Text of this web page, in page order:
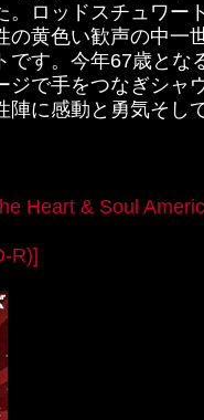
。ロッドスチュワー
の黄色い歓声の中一
す。今年67歳とな
ジで手をつなぎシャ
陣に感動と勇気そし
Heart & Soul
R)]